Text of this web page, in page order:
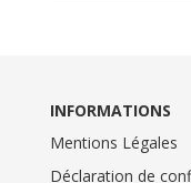
INFORMATIONS
Mentions Légales
Déclaration de